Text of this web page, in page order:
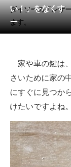
工具・DIY
生活家電
釣り具・釣り用品
食器・グラス・カトラリ
メディア
注目記事を集め
い！」をなくす
ー
ダイソーの「レザ
ます。
家や車の鍵は
さいために家の
にすぐに見つか
けたいですよね。